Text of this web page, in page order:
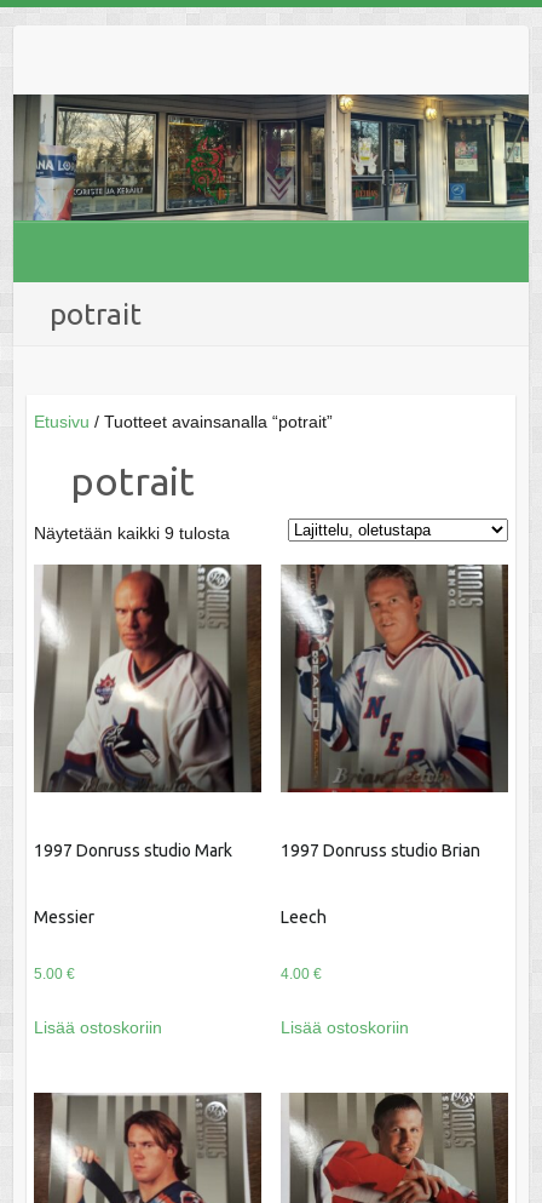
potrait
Etusivu / Tuotteet avainsanalla “potrait”
potrait
Näytetään kaikki 9 tulosta
1997 Donruss studio Mark
Messier
5.00 €
Lisää ostoskoriin
1997 Donruss studio Brian
Leech
4.00 €
Lisää ostoskoriin